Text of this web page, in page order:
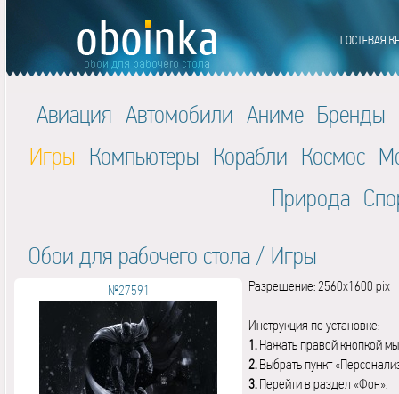
Авиация Автомобили Аниме Бренды
Игры Компьютеры Корабли Космос
Природа
Обои для рабочего стола / Игры
№27591 Разрешение: 2560x1600 pix
Инструкция по установке:
1.Нажать правой кнопкой
2.Выбрать пункт
3.Перейти в раздел «Фон».